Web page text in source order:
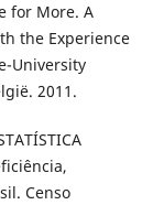
for More. A
the Experience
University
2011.
Censo